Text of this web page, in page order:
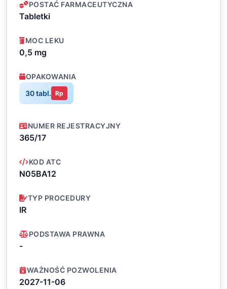
POSTAĆ FARMACEUTYCZNA
Tabletki
MOC LEKU
0,5 mg
OPAKOWANIA
30 tabl. Rp
NUMER REJESTRACYJNY
365/17
KOD ATC
N05BA12
TYP PROCEDURY
IR
PODSTAWA PRAWNA
-
WAŻNOŚĆ POZWOLENIA
2027-11-06